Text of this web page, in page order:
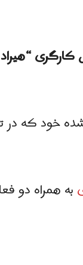
“هیراد
شده‌ خود که
به همراه دو